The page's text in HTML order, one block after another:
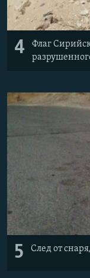
4
Флаг
5 След от